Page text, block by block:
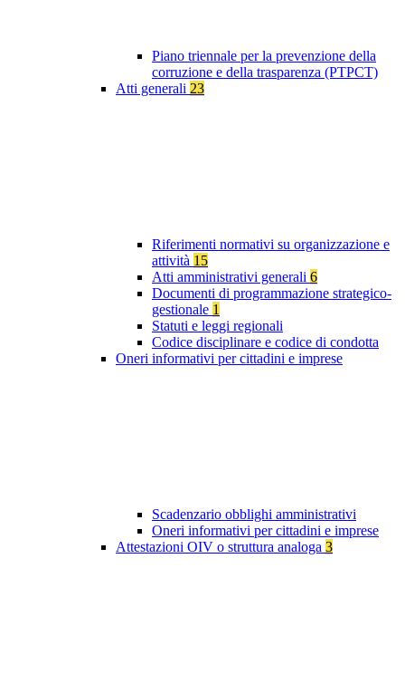
Piano triennale per la prevenzione della
corruzione e della trasparenza (PTPCT)
Atti generali 23
Riferimenti normativi su organizzazione e
attività 15
Atti amministrativi generali 6
Documenti di programmazione strategico-
gestionale 1
Statuti e leggi regionali
Codice disciplinare e codice di condotta
Oneri informativi per cittadini e imprese
Scadenzario obblighi amministrativi
Oneri informativi per cittadini e imprese
Attestazioni OIV o struttura analoga 3